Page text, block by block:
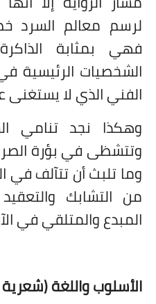
لرسم معالم السرد
فهي بمثابة
الشخصيات الرئيسية
الفني الذي لا يستغنى
وهكذا نجد تنامي
وتتشظى في بؤرة
وما تلبث أن تتآلف
من التشابك
المبدع والمتلقي في
الأسلوب واللغة